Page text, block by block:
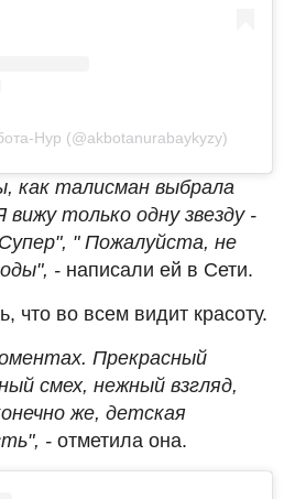
Нур (@akbotanurabaykyzy)
как талисман выбрала
вижу только одну звезду -
" Пожалуйста, не
- написали ей в Сети.
что во всем видит красоту.
Прекрасный
смех, нежный взгляд,
же, детская
- отметила она.